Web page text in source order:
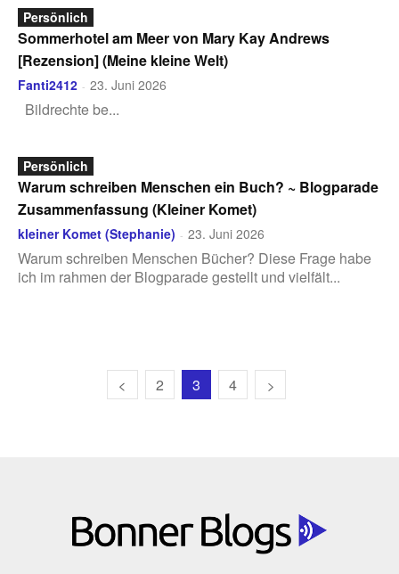
Persönlich
Sommerhotel am Meer von Mary Kay Andrews
[Rezension] (Meine kleine Welt)
Fanti2412 - 23. Juni 2026
Bildrechte be...
Persönlich
Warum schreiben Menschen ein Buch? ~ Blogparade
Zusammenfassung (Kleiner Komet)
kleiner Komet (Stephanie) - 23. Juni 2026
Warum schreiben Menschen Bücher? Diese Frage habe
ich im rahmen der Blogparade gestellt und vielfält...
2 3 4